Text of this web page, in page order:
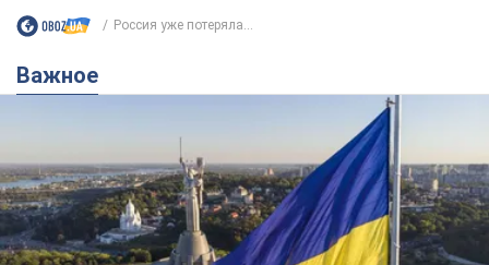
Россия уже потеряла...
Важное